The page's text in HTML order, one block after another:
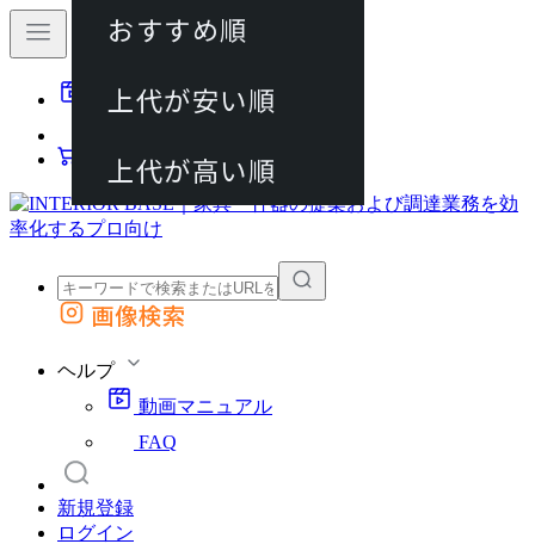
動画マニュアル
カート
外部サイトの商品をカートに追加
画像検索
ヘルプ
動画マニュアル
FAQ
新規登録
ログイン
おすすめ順
上代が安い順
上代が高い順